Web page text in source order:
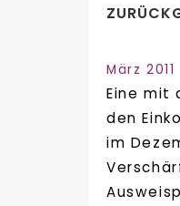
März 2011
Eine mit
den
im